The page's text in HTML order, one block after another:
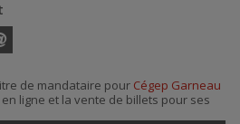
de mandataire pour Cégep Garneau
ligne et la vente de billets pour ses